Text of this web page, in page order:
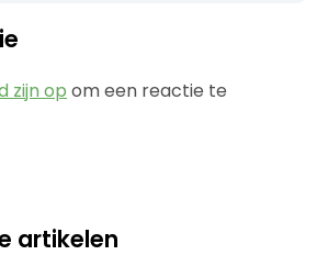
zijn op om een reactie te
artikelen